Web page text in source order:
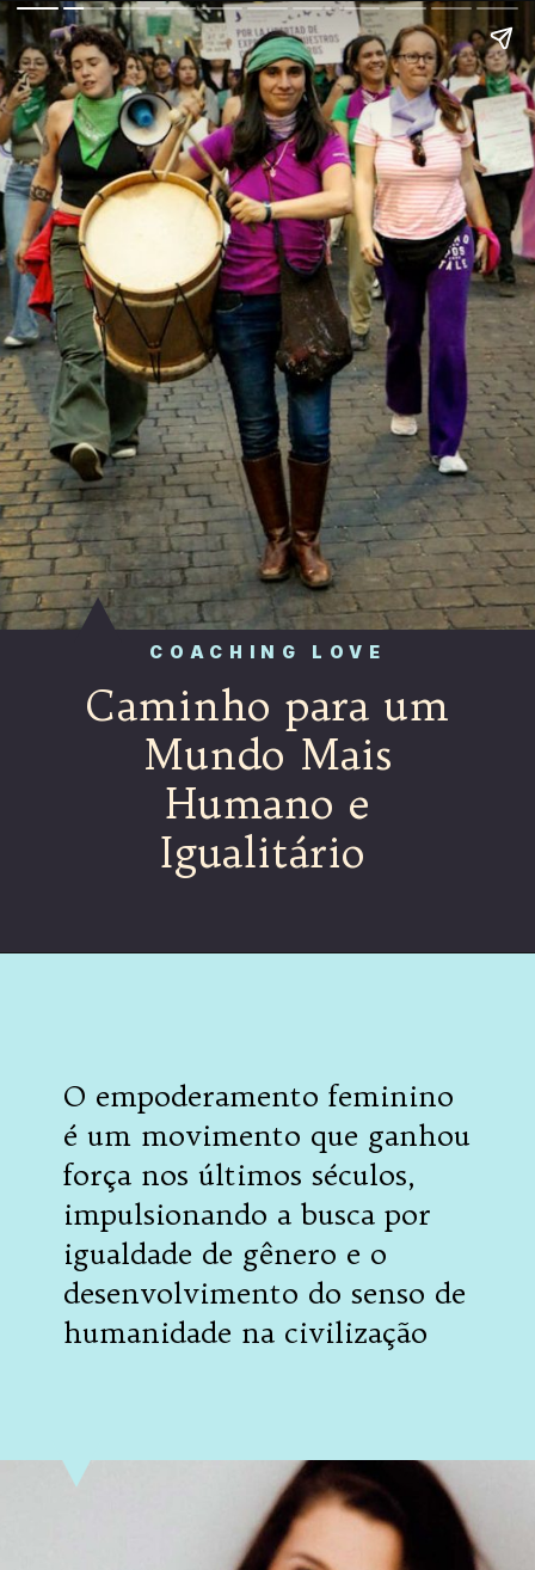
COACHING LOVE
Caminho para um
Mundo Mais
Humano e
Igualitário
O empoderamento feminino
é um movimento que ganhou
força nos últimos séculos,
impulsionando a busca por
igualdade de gênero e o
desenvolvimento do senso de
humanidade na civilização